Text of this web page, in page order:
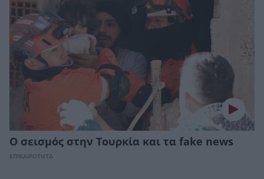
Ο σεισμός στην Τουρκία και τα fake news
ΕΠΙΚΑΙΡΟΤΗΤΑ